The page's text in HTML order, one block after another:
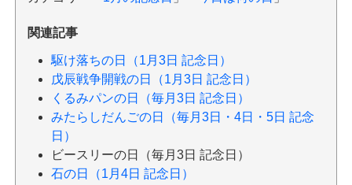
関連記事
駆け落ちの日（1月3日 記念日）
戊辰戦争開戦の日（1月3日 記念日）
くるみパンの日（毎月3日 記念日）
みたらしだんごの日（毎月3日・4日・5日 記念
日）
ビースリーの日（毎月3日 記念日）
石の日（1月4日 記念日）